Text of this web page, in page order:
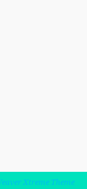
Xtreme Theme